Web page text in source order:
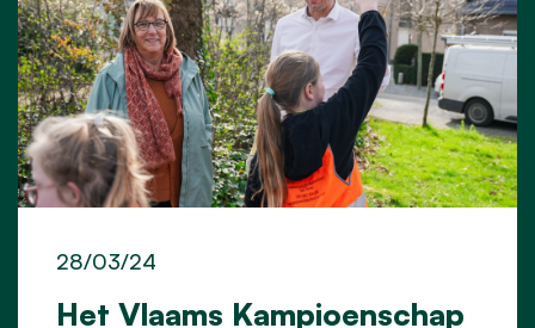
Het Vlaams Kampioenschap
28/03/24